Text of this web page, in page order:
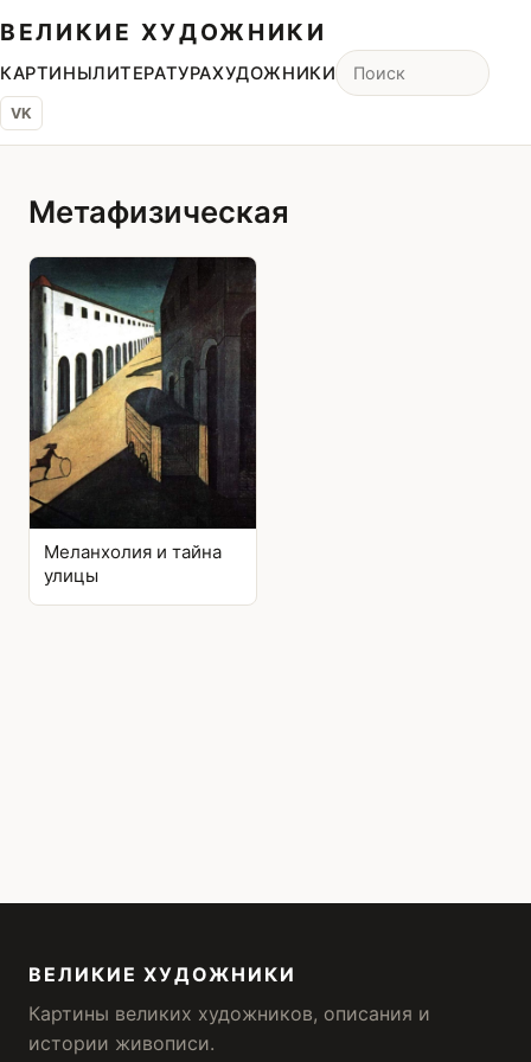
ВЕЛИКИЕ ХУДОЖНИКИ
КАРТИНЫЛИТЕРАТУРАХУДОЖНИКИ
VK
Метафизическая
Меланхолия и тайна
улицы
ВЕЛИКИЕ ХУДОЖНИКИ
Картины великих художников, описания и
истории живописи.